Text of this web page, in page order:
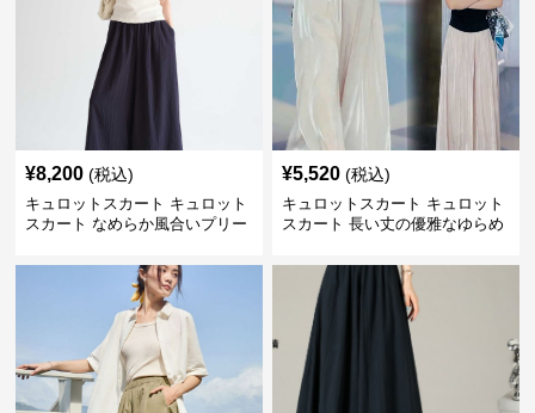
¥8,200 (税込)
キュロットスカート キュロット
スカート なめらか風合いプリー
¥5,520 (税込)
キュロットスカート キュロット
スカート 長い丈の優雅なゆらめ